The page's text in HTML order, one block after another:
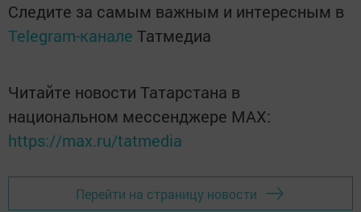
Следите за самым важным и интересным в
Telegram-канале Татмедиа
Читайте новости Татарстана в
национальном мессенджере MАХ:
https://max.ru/tatmedia
Перейти на страницу новости